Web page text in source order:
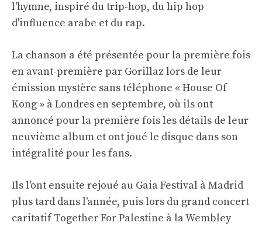
l'hymne, inspiré du trip-hop, du hip hop
d'influence arabe et du rap.
La chanson a été présentée pour la première fois
en avant-première par Gorillaz lors de leur
émission mystère sans téléphone « House Of
Kong » à Londres en septembre, où ils ont
annoncé pour la première fois les détails de leur
neuvième album et ont joué le disque dans son
intégralité pour les fans.
Ils l'ont ensuite rejoué au Gaia Festival à Madrid
plus tard dans l'année, puis lors du grand concert
caritatif Together For Palestine à la Wembley